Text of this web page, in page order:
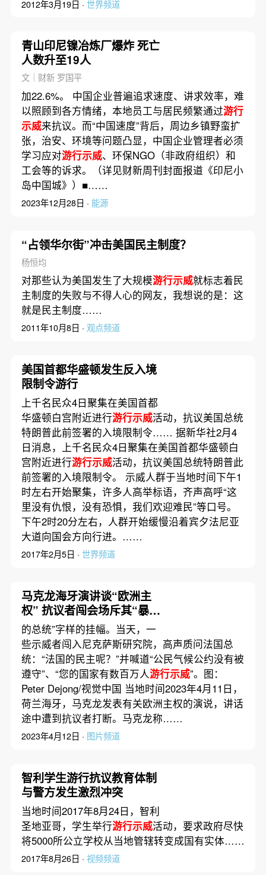
2012年3月19日 · 世界频道
青山印尼镍冶炼厂爆炸 死亡
人数升至19人
文｜财新 罗国平
加22.6%。 中国企业普遍追求速度、讲求效率，难
以照顾到各方情绪，本地员工与居民频繁通过游行
示威来抗议。而“中国速度”背后，周边乡镇野蛮扩
张，治安、环境等问题凸显，中国企业管理者必须
学习应对游行示威、环保NGO（非政府组织）和
工会等的诉求。（详见财新周刊封面报道《印尼小
岛中国城》）■……
2023年12月28日 · 能源
“占领华尔街”冲击美国民主制度？
杨恒均
对那些认为美国发生了大规模游行示威就标志着民
主制度的失败与不得人心的网友，我想说的是：这
就是民主制度……
2011年10月8日 · 观点频道
美国首都华盛顿发生反入境
限制令游行
上千名民众4日聚集在美国首都
华盛顿白宫附近进行游行示威活动，抗议美国总统
特朗普此前签署的入境限制令…… 据新华社2月4
日消息，上千名民众4日聚集在美国首都华盛顿白
宫附近进行游行示威活动，抗议美国总统特朗普此
前签署的入境限制令。 示威人群于当地时间下午1
时左右开始聚集，许多人高举标语，齐声高呼“这
里没有仇恨，没有恐惧，我们欢迎难民”等口号。
下午2时20分左右，人群开始缓慢沿着宾夕法尼亚
大道向国会方向行进。……
2017年2月5日 · 世界频道
马克龙海牙演讲谈“欧洲主
权” 抗议者闯会场斥其“暴力
且虚伪”
的总统”字样的挂幅。当天，一
些示威者闯入尼克萨斯研究院，高声质问法国总
统：“法国的民主呢？”并喊道“公民气候公约没有被
遵守”、“您的国家有数百万人游行示威”。图：
Peter Dejong/视觉中国 当地时间2023年4月11日，
荷兰海牙，马克龙发表有关欧洲主权的演说，讲话
途中遭到抗议者打断。马克龙称……
2023年4月12日 · 图片频道
智利学生游行抗议教育体制
与警方发生激烈冲突
当地时间2017年8月24日，智利
圣地亚哥，学生举行游行示威活动，要求政府尽快
将5000所公立学校从当地管辖转变成国有实体……
2017年8月26日 · 视频频道